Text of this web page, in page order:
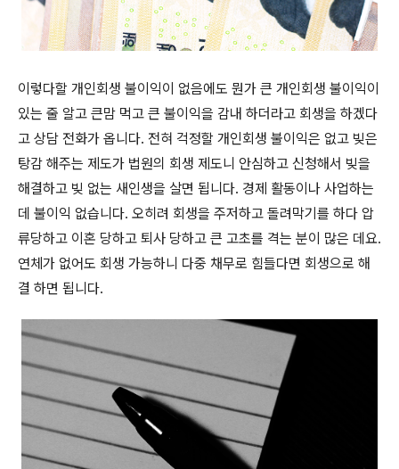
이렇다할 개인회생 불이익이 없음에도 뭔가 큰 개인회생 불이익이
있는 줄 알고 큰맘 먹고 큰 불이익을 감내 하더라고 회생을 하겠다
고 상담 전화가 옵니다. 전혀 걱정할 개인회생 불이익은 없고 빚은
탕감 해주는 제도가 법원의 회생 제도니 안심하고 신청해서 빚을
해결하고 빚 없는 새인생을 살면 됩니다. 경제 활동이나 사업하는
데 불이익 없습니다. 오히려 회생을 주저하고 돌려막기를 하다 압
류당하고 이혼 당하고 퇴사 당하고 큰 고초를 격는 분이 많은 데요.
연체가 없어도 회생 가능하니 다중 채무로 힘들다면 회생으로 해
결 하면 됩니다.